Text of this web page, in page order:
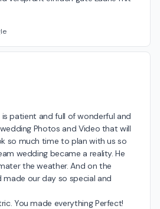
is patient and full of wonderful and
Photos and Video that will
so much time to plan with us so
wedding became a reality. He
the weather. And on the
our day so special and
You made everything Perfect!